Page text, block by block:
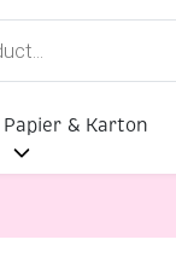
Papier & Karton